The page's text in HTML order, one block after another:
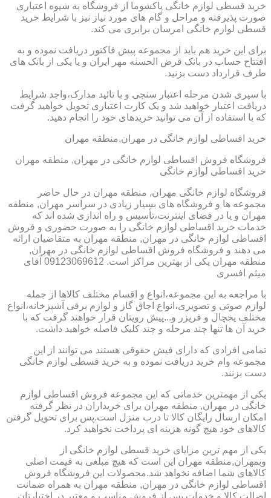
خرید قسطی لوازم خانگی پاکشوما از فروشگاه به شیوه اعتباری
صورت پذیرفته و مراحل و گام های مورد نیاز نیز با شرایط خرید
قسطی لوازم خانگی امرسان برابری می کند.
برای این خرید هم باید از مجموعه پیش فاکتور دریافت نموده و به
افتتاح حساب در بانک قرض الحسنه مهر ایران و یا یکی از بانک های
طرف قرارداد دست بزنید.
با سپری شدن مرحله اعتبار سنجی و با تائید مدارک،واجد شرایط
دریافت اعتبار خواهید شد و یک کارت اعتباری تحویل خواهید گرفت
که با استفاده از آن می توانید خریدهای خود را انجام دهید.
خرید اقساطی لوازم خانگی در مهران,منطقه مهران
فروشگاه فروش اقساطی لوازم خانگی در مهران, منطقه مهران
خرید اقساطی لوازم خانگی
فروشگاه لوازم خانگی مهران, منطقه مهران در حال حاضر
مجموعه ها و فروشگاه های بسیار زیادی در سراسر مهران, منطقه
مهران و یا در فضای اینترنت،تأسیس و راه اندازی شده اند که
خدمات خرید اقساطی لوازم خانگی را به صورت حضوری و فروش
اقساطی لوازم خانگی در مهران, منطقه مهران به متقاضیان ارائه
می دهند و فروشگاه فروش اقساطی لوازم خانگی در مهران,
منطقه مهران یکی از بهترین مراکز است. 09123069612 آقای
میثم افسری
با مراجعه به این مجموعه،انواع و اقسام مختلف کالاها از جمله
لوازم صوتی و تصویری،انواع اجاق گاز و لوازم برقی آشپزخانه،انواع
مختلف یخچال و فریزر و...پیش رویتان قرار خواهند گرفت که با
خرید آن ها تنها چند مرحله و چند کلیک فاصله خواهید داشت.
تمامی افرادی که دارای فیش حقوقی هستند می توانند از این
مجموعه وام خرید دریافت نموده و به خرید قسطی لوازم خانگی
دست بزنند.
یکی از مهمترین خدماتی که این مجموعه فروش اقساطی لوازم
خانگی در مهران, منطقه مهران برای خریداران در نظر گرفته
امکان ارسال رایگان کالا تا درب منزل است.پس برای تحویل گرفتن
کالاهای خود هیچ گونه هزینه ای پرداخت نخواهید کرد.
یکی از مهم ترین مزایای خرید قسطی لوازم خانگی از
وبمهران,منطقه مهران این است که هیچ مبلغی به قیمت اصلی
کالاهای شما اضافه نخواهد شد.محصولات این فروشگاه فروش
اقساطی لوازم خانگی در مهران, منطقه مهران به همراه ضمانت